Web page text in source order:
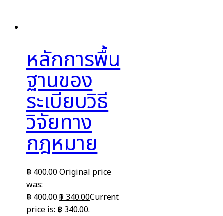
หลักการพื้น
ฐานของ
ระเบียบวิธี
วิจัยทาง
กฎหมาย
฿400.00Original price
was:
฿ 400.00.฿340.00Current
price is: ฿ 340.00.